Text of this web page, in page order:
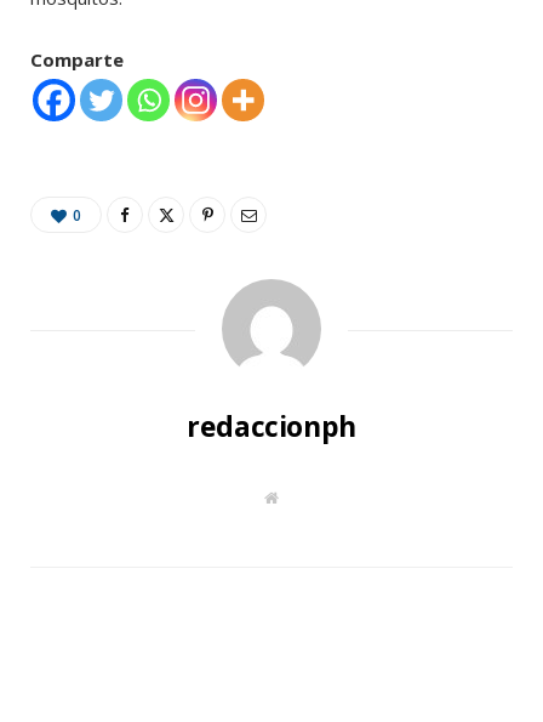
Comparte
0
redaccionph
W